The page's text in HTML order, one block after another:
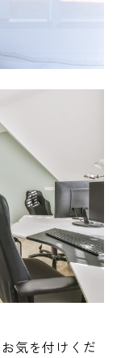
気を付けくだ